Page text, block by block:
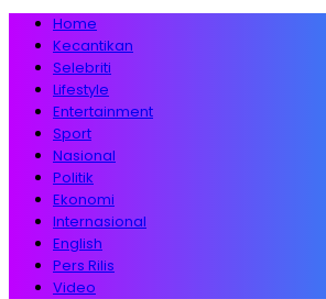
Home
Kecantikan
Selebriti
Lifestyle
Entertainment
Sport
Nasional
Politik
Ekonomi
Internasional
English
Pers Rilis
Video